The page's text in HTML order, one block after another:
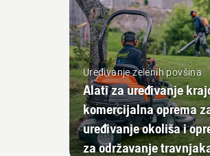
Uređivanje zelenih povšina
Alati za uređivanje
komercijalna oprema
uređivanje okoliša i
za održavanje